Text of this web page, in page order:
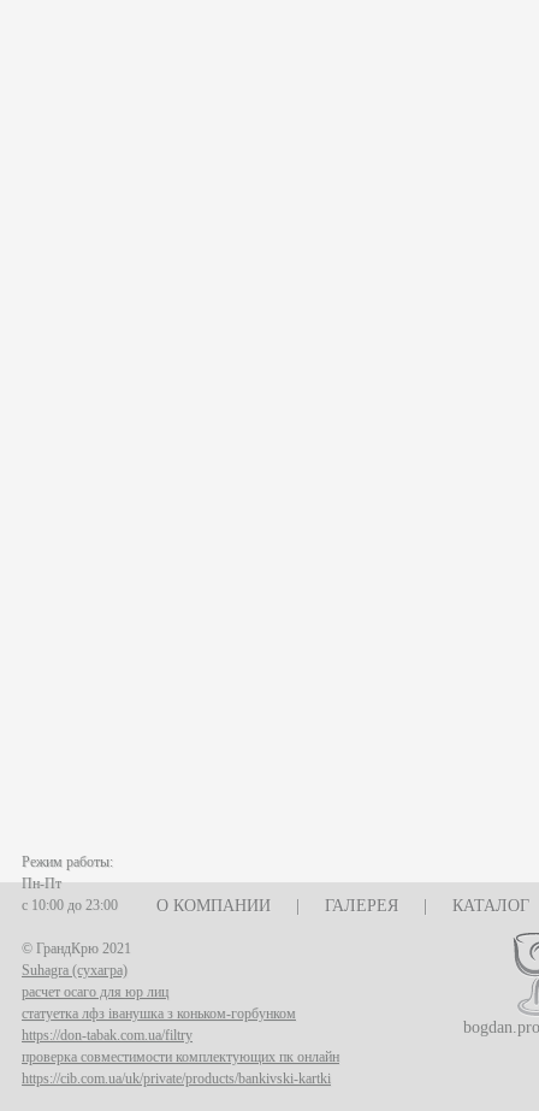
О КОМПАНИИ ГАЛЕРЕЯ КАТАЛОГ
Режим работы:
Пн-Пт
с 10:00 до 23:00
© ГрандКрю 2021
Suhagra (сухагра)
расчет осаго для юр лиц
статуетка лфз іванушка з коньком-горбунком
https://don-tabak.com.ua/filtry
проверка совместимости комплектующих пк онлайн
https://cib.com.ua/uk/private/products/bankivski-kartki